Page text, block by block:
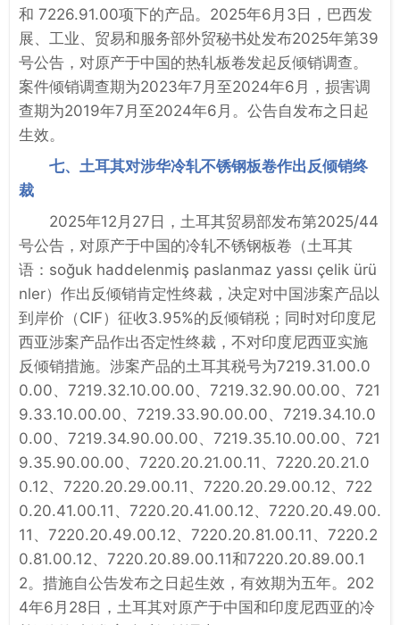
和 7226.91.00项下的产品。2025年6月3日，巴西发
展、工业、贸易和服务部外贸秘书处发布2025年第39
号公告，对原产于中国的热轧板卷发起反倾销调查。
案件倾销调查期为2023年7月至2024年6月，损害调
查期为2019年7月至2024年6月。公告自发布之日起
生效。
七、土耳其对涉华冷轧不锈钢板卷作出反倾销终
裁
2025年12月27日，土耳其贸易部发布第2025/44
号公告，对原产于中国的冷轧不锈钢板卷（土耳其
语：soğuk haddelenmiş paslanmaz yassı çelik ürü
nler）作出反倾销肯定性终裁，决定对中国涉案产品以
到岸价（CIF）征收3.95%的反倾销税；同时对印度尼
西亚涉案产品作出否定性终裁，不对印度尼西亚实施
反倾销措施。涉案产品的土耳其税号为7219.31.00.0
0.00、7219.32.10.00.00、7219.32.90.00.00、721
9.33.10.00.00、7219.33.90.00.00、7219.34.10.0
0.00、7219.34.90.00.00、7219.35.10.00.00、721
9.35.90.00.00、7220.20.21.00.11、7220.20.21.0
0.12、7220.20.29.00.11、7220.20.29.00.12、722
0.20.41.00.11、7220.20.41.00.12、7220.20.49.00.
11、7220.20.49.00.12、7220.20.81.00.11、7220.2
0.81.00.12、7220.20.89.00.11和7220.20.89.00.1
2。措施自公告发布之日起生效，有效期为五年。202
4年6月28日，土耳其对原产于中国和印度尼西亚的冷